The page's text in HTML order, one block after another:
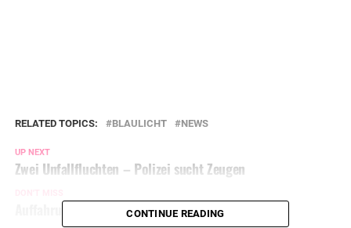
RELATED TOPICS: BLAULICHT NEWS
UP NEXT
Zwei Unfallfluchten – Polizei sucht Zeugen
Auffahrunfall auf Ender Talstraße
CONTINUE READING